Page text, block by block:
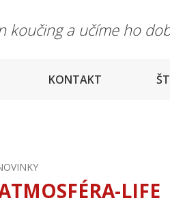
koučing a učíme ho
KONTAKT
LIFE